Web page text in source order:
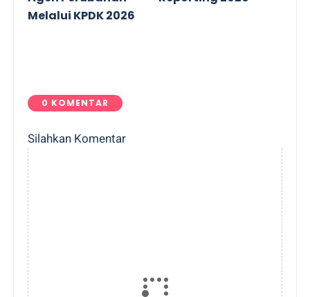
Melalui KPDK 2026
0 KOMENTAR
Silahkan Komentar